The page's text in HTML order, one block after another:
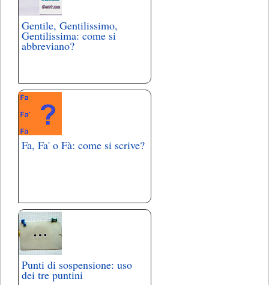
Gentile, Gentilissimo,
Gentilissima: come si
abbreviano?
Fa, Fa' o Fà: come si scrive?
Punti di sospensione: uso
dei tre puntini